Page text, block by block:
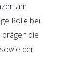
am
Rolle bei
die
der